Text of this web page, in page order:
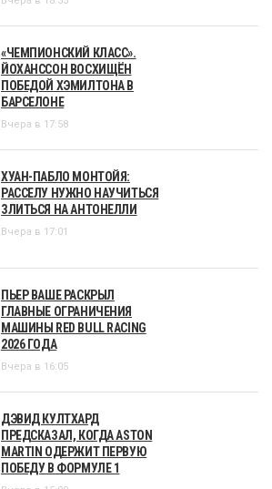
«ЧЕМПИОНСКИЙ КЛАСС».
ЙОХАНССОН ВОСХИЩЁН
ПОБЕДОЙ ХЭМИЛТОНА В
БАРСЕЛОНЕ
Вчера в 17:58
ХУАН-ПАБЛО МОНТОЙЯ:
РАССЕЛУ НУЖНО НАУЧИТЬСЯ
ЗЛИТЬСЯ НА АНТОНЕЛЛИ
Вчера в 17:01
ПЬЕР ВАШЕ РАСКРЫЛ
ГЛАВНЫЕ ОГРАНИЧЕНИЯ
МАШИНЫ RED BULL RACING
2026 ГОДА
Вчера в 16:05
ДЭВИД КУЛТХАРД
ПРЕДСКАЗАЛ, КОГДА ASTON
MARTIN ОДЕРЖИТ ПЕРВУЮ
ПОБЕДУ В ФОРМУЛЕ 1